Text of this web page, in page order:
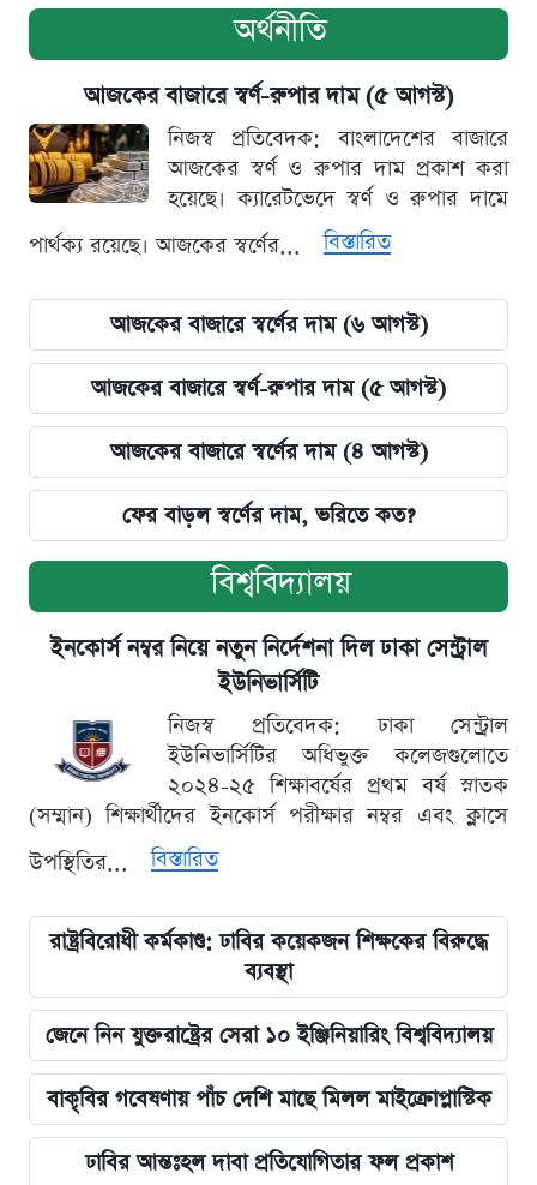
অর্থনীতি
আজকের বাজারে স্বর্ণ-রুপার দাম (৫ আগস্ট)
নিজস্ব প্রতিবেদক: বাংলাদেশের বাজারে
আজকের স্বর্ণ ও রুপার দাম প্রকাশ করা
হয়েছে। ক্যারেটভেদে স্বর্ণ ও রুপার দামে
পার্থক্য রয়েছে। আজকের স্বর্ণের...
বিস্তারিত
আজকের বাজারে স্বর্ণের দাম (৬ আগস্ট)
আজকের বাজারে স্বর্ণ-রুপার দাম (৫ আগস্ট)
আজকের বাজারে স্বর্ণের দাম (৪ আগস্ট)
ফের বাড়ল স্বর্ণের দাম, ভরিতে কত?
বিশ্ববিদ্যালয়
ইনকোর্স নম্বর নিয়ে নতুন নির্দেশনা দিল ঢাকা সেন্ট্রাল
ইউনিভার্সিটি
নিজস্ব প্রতিবেদক: ঢাকা সেন্ট্রাল
ইউনিভার্সিটির অধিভুক্ত কলেজগুলোতে
২০২৪-২৫ শিক্ষাবর্ষের প্রথম বর্ষ স্নাতক
(সম্মান) শিক্ষার্থীদের ইনকোর্স পরীক্ষার নম্বর এবং ক্লাসে
উপস্থিতির...
বিস্তারিত
রাষ্ট্রবিরোধী কর্মকাণ্ড: ঢাবির কয়েকজন শিক্ষকের বিরুদ্ধে
ব্যবস্থা
জেনে নিন যুক্তরাষ্ট্রের সেরা ১০ ইঞ্জিনিয়ারিং বিশ্ববিদ্যালয়
বাকৃবির গবেষণায় পাঁচ দেশি মাছে মিলল মাইক্রোপ্লাস্টিক
ঢাবির আন্তঃহল দাবা প্রতিযোগিতার ফল প্রকাশ